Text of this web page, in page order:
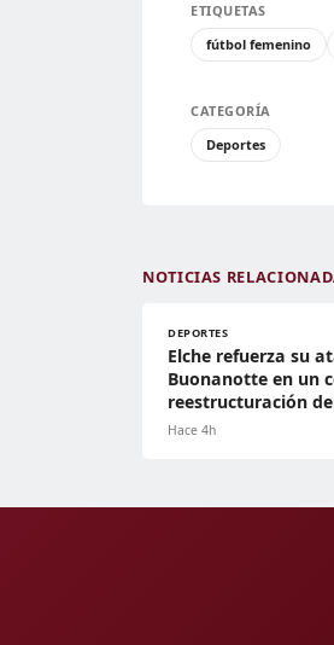
ETIQUETAS
fútbol femenino
CATEGORÍA
Deportes
NOTICIAS
DEPORTES
Elche refuerza su
Buonanotte en un
reestructuración
Hace 4h